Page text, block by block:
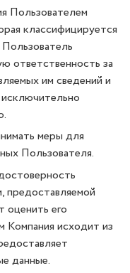
Пользователем
классифицируется
ответственность за
им сведений и
меры для
Пользователя.
предоставляемой
оценить его
Компания исходит из
данные.